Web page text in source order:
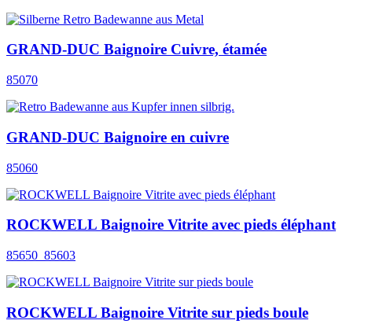
GRAND-DUC Baignoire Cuivre, étamée
85070
GRAND-DUC Baignoire en cuivre
85060
ROCKWELL Baignoire Vitrite avec pieds éléphant
85650_85603
ROCKWELL Baignoire Vitrite sur pieds boule